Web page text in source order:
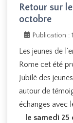
Retour sur
octobre
Publication :
Les jeunes de
Rome cet été
Jubilé des
autour de
échanges avec
le samedi